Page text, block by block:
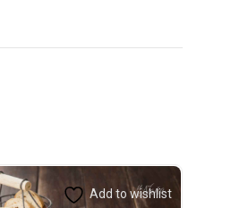
Add to wishlist